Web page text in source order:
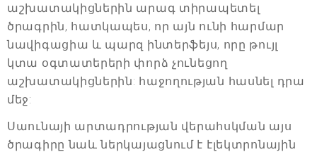
աշխատակիցներին արագ տիրապետել
ծրագրին, հատկապես, որ այն ունի հարմար
նավիգացիա և պարզ ինտերֆեյս, որը թույլ
կտա օգտատերերի փորձ չունեցող
աշխատակիցներին: հաջողության հասնել դրա
մեջ:
Սաունայի արտադրության վերահսկման այս
ծրագիրը նաև ներկայացնում է էլեկտրոնային